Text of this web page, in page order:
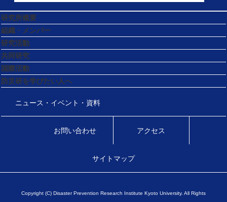
研究所概要
組織・メンバー
研究活動
共同研究
国際活動
防災研を学びたい人へ
ニュース・イベント・資料
お問い合わせ アクセス
サイトマップ
Copyright (C) Disaster Prevention Research Institute Kyoto University. All Rights